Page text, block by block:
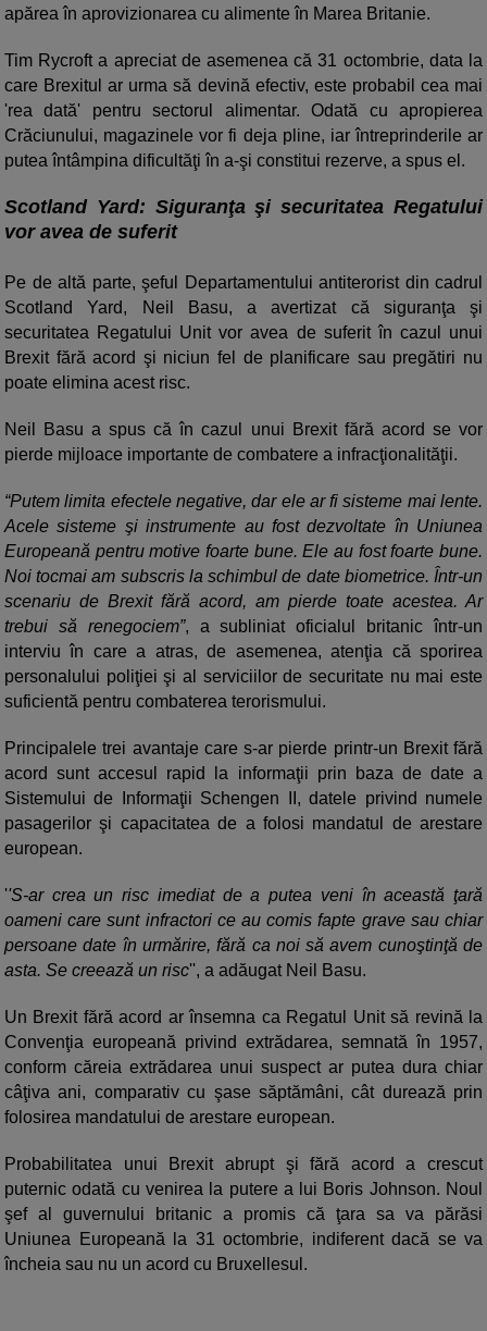
apărea în aprovizionarea cu alimente în Marea Britanie.
Tim Rycroft a apreciat de asemenea că 31 octombrie, data la
care Brexitul ar urma să devină efectiv, este probabil cea mai
'rea dată' pentru sectorul alimentar. Odată cu apropierea
Crăciunului, magazinele vor fi deja pline, iar întreprinderile ar
putea întâmpina dificultăţi în a-şi constitui rezerve, a spus el.
Scotland Yard: Siguranţa şi securitatea Regatului
vor avea de suferit
Pe de altă parte, şeful Departamentului antiterorist din cadrul
Scotland Yard, Neil Basu, a avertizat că siguranţa şi
securitatea Regatului Unit vor avea de suferit în cazul unui
Brexit fără acord şi niciun fel de planificare sau pregătiri nu
poate elimina acest risc.
Neil Basu a spus că în cazul unui Brexit fără acord se vor
pierde mijloace importante de combatere a infracţionalităţii.
“Putem limita efectele negative, dar ele ar fi sisteme mai lente.
Acele sisteme şi instrumente au fost dezvoltate în Uniunea
Europeană pentru motive foarte bune. Ele au fost foarte bune.
Noi tocmai am subscris la schimbul de date biometrice. Într-un
scenariu de Brexit fără acord, am pierde toate acestea. Ar
trebui să renegociem”, a subliniat oficialul britanic într-un
interviu în care a atras, de asemenea, atenţia că sporirea
personalului poliţiei şi al serviciilor de securitate nu mai este
suficientă pentru combaterea terorismului.
Principalele trei avantaje care s-ar pierde printr-un Brexit fără
acord sunt accesul rapid la informaţii prin baza de date a
Sistemului de Informaţii Schengen II, datele privind numele
pasagerilor şi capacitatea de a folosi mandatul de arestare
european.
''S-ar crea un risc imediat de a putea veni în această ţară
oameni care sunt infractori ce au comis fapte grave sau chiar
persoane date în urmărire, fără ca noi să avem cunoştinţă de
asta. Se creează un risc'', a adăugat Neil Basu.
Un Brexit fără acord ar însemna ca Regatul Unit să revină la
Convenţia europeană privind extrădarea, semnată în 1957,
conform căreia extrădarea unui suspect ar putea dura chiar
câţiva ani, comparativ cu şase săptămâni, cât durează prin
folosirea mandatului de arestare european.
Probabilitatea unui Brexit abrupt şi fără acord a crescut
puternic odată cu venirea la putere a lui Boris Johnson. Noul
şef al guvernului britanic a promis că ţara sa va părăsi
Uniunea Europeană la 31 octombrie, indiferent dacă se va
încheia sau nu un acord cu Bruxellesul.